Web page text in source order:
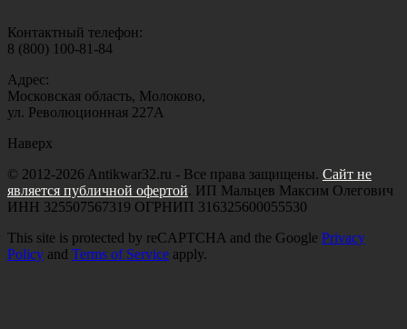
Контактный телефон:
8 (800) 100-81-84
Адрес:
Московская область, Молоково,
ул. Революционная 227А
Наверх
© 2012-2026 Antikwar32.ru - Все права защищены. Сайт не
является публичной офертой. ИП Мальцев Максим Олегович
ИНН 325507567319 ОГРНИП 316325600055530
This site is protected by reCAPTCHA and the Google Privacy
Policy and Terms of Service apply.